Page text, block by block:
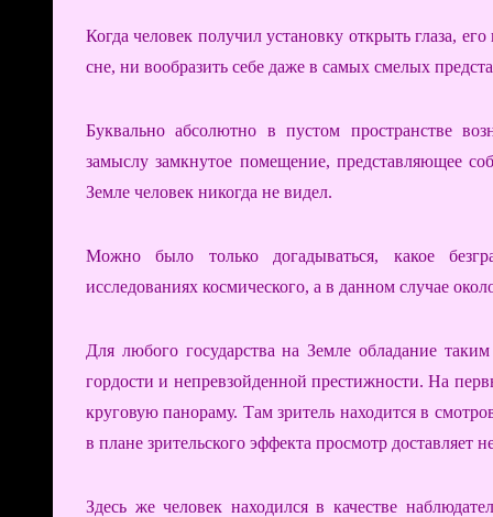
Когда человек получил установку открыть глаза,
сне, ни вообразить себе даже в самых смелых
Буквально абсолютно в пустом пространстве
замыслу замкнутое помещение, представляющее
Земле человек никогда не видел.
Можно было только догадываться, какое
исследованиях космического, а в данном случае
Для любого государства на Земле обладание
гордости и непревзойденной престижности. На
круговую панораму. Там зритель находится в
в плане зрительского эффекта просмотр доставляет
Здесь же человек находился в качестве